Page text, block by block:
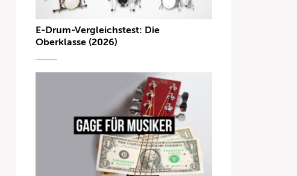
E-Drum-Vergleichstest: Die
Oberklasse (2026)